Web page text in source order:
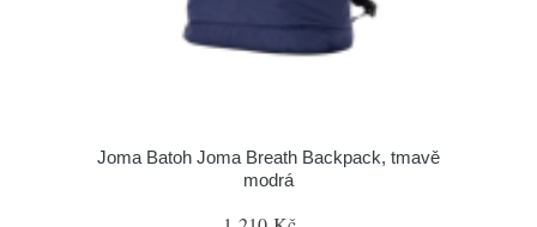
Joma Batoh Joma Breath Backpack, tmavě
modrá